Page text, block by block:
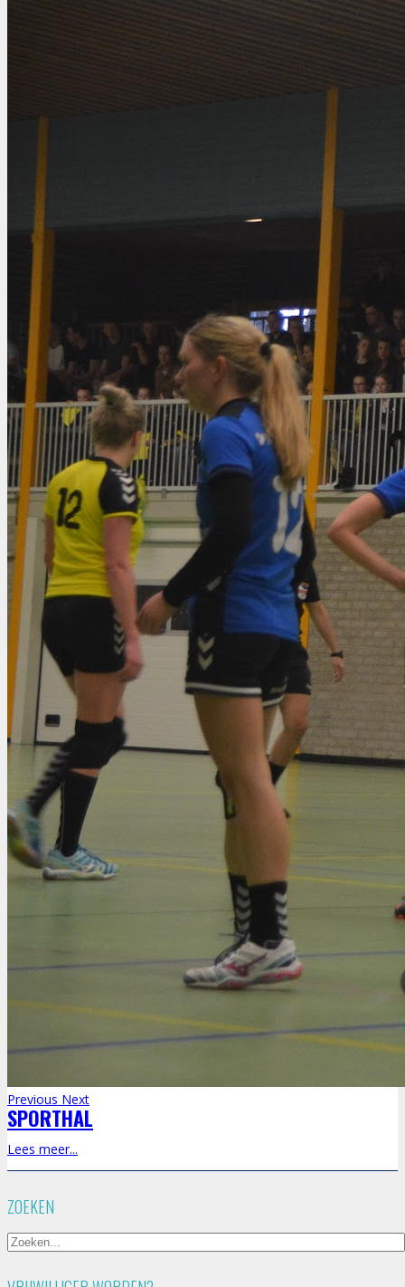
Previous Next
SPORTHAL
Lees meer...
ZOEKEN